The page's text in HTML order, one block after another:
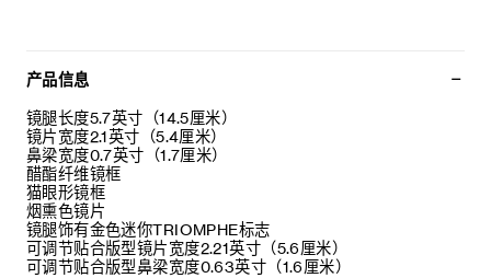
产品信息
镜腿长度5.7英寸（14.5厘米）
镜片宽度2.1英寸（5.4厘米）
鼻梁宽度0.7英寸（1.7厘米）
醋酯纤维镜框
猫眼形镜框
烟熏色镜片
镜腿饰有金色迷你TRIOMPHE标志
可调节贴合版型镜片宽度2.21英寸（5.6厘米）
可调节贴合版型鼻梁宽度0.63英寸（1.6厘米）